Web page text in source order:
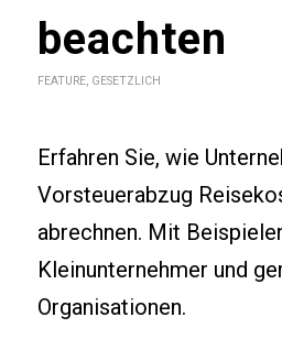
beachten
FEATURE, GESETZLICH
Erfahren Sie, wie
Vorsteuerabzug
abrechnen. Mit
Kleinunternehmer und
Organisationen.